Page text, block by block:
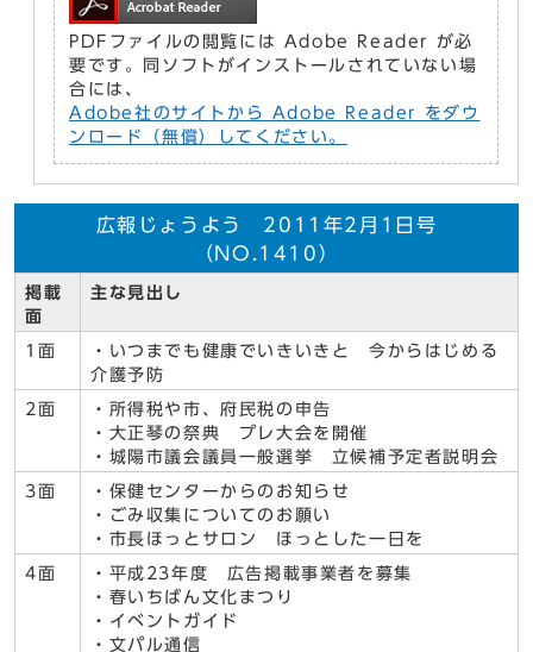
PDFファイルの閲覧には Adobe Reader が必
要です。同ソフトがインストールされていない場
合には、
Adobe社のサイトから Adobe Reader をダウ
ンロード（無償）してください。
広報じょうよう 2011年2月1日号
（NO.1410）
掲載
面
主な見出し
1面
・いつまでも健康でいきいきと 今からはじめる
介護予防
2面
・所得税や市、府民税の申告
・大正琴の祭典 プレ大会を開催
・城陽市議会議員一般選挙 立候補予定者説明会
3面
・保健センターからのお知らせ
・ごみ収集についてのお願い
・市長ほっとサロン ほっとした一日を
4面
・平成23年度 広告掲載事業者を募集
・春いちばん文化まつり
・イベントガイド
・文パル通信